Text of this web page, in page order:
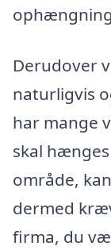
Derudover
naturligvis
har mange
skal
område,
dermed
firma, du